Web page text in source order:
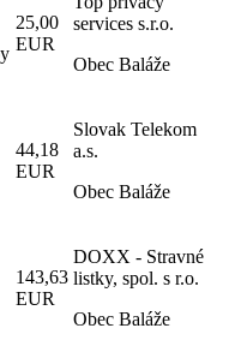
25,00
EUR
services s.r.o.
Obec Baláže
44,18
EUR
Slovak Telekom
a.s.
Obec Baláže
143,63
EUR
DOXX - Stravné
listky, spol. s r.o.
Obec Baláže